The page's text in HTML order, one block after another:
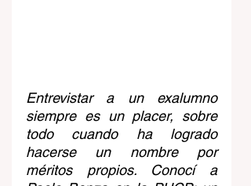
Entrevistar a un exalumno
siempre es un placer, sobre
todo cuando ha logrado
hacerse un nombre por
méritos propios. Conocí a